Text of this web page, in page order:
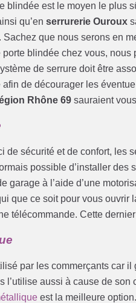
blindée est le moyen le
qu’enserrurerie Ouroux
Sachez que nous serons en
blindée chez vous,
de serrure doit être
de décourager les
Rhône 69 sauraient
de sécurité et de confort, les
possible d’installer des
garage à l’aide d’une
que ce soit pour vous ouvrir
télécommande. Cette
par les commerçants car
l’utilise aussi à cause de
est la meilleure